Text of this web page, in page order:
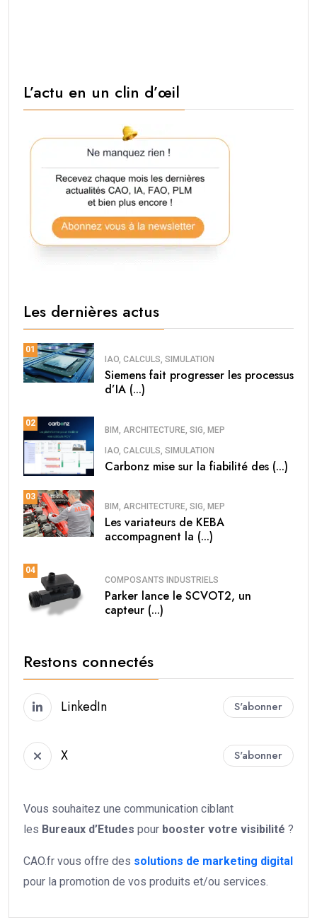
L’actu en un clin d’œil
Les dernières actus
01
IAO, CALCULS, SIMULATION
Siemens fait progresser les processus
d’IA (...)
02
BIM, ARCHITECTURE, SIG, MEP
IAO, CALCULS, SIMULATION
Carbonz mise sur la fiabilité des (...)
03
BIM, ARCHITECTURE, SIG, MEP
Les variateurs de KEBA
accompagnent la (...)
04
COMPOSANTS INDUSTRIELS
Parker lance le SCVOT2, un
capteur (...)
Restons connectés
LinkedIn S'abonner
X S'abonner
Vous souhaitez une communication ciblant
les Bureaux d’Etudes pour booster votre visibilité ?
CAO.fr vous offre des solutions de marketing digital
pour la promotion de vos produits et/ou services.